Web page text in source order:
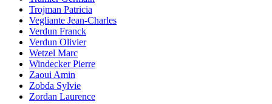
Trojman Patricia
Vegliante Jean-Charles
Verdun Franck
Verdun Olivier
Wetzel Marc
Windecker Pierre
Zaoui Amin
Zobda Sylvie
Zordan Laurence